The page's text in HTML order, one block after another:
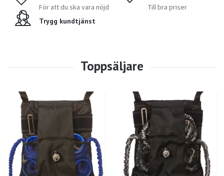
För att du ska vara nöjd
Till bra priser
Trygg kundtjänst